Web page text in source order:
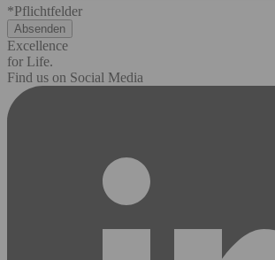
*Pflichtfelder
Excellence
for Life.
Find us on Social Media